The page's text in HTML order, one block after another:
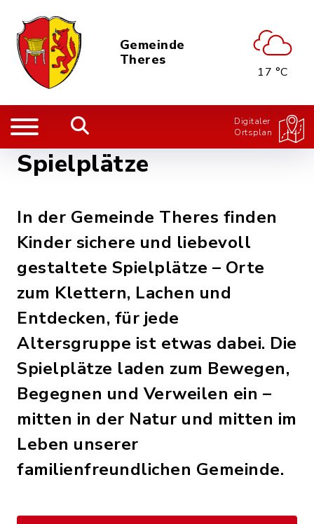
Gemeinde
Theres
17 °C
Digitaler
Ortsplan
Spielplätze
In der Gemeinde Theres finden
Kinder sichere und liebevoll
gestaltete Spielplätze – Orte
zum Klettern, Lachen und
Entdecken, für jede
Altersgruppe ist etwas dabei. Die
Spielplätze laden zum Bewegen,
Begegnen und Verweilen ein –
mitten in der Natur und mitten im
Leben unserer
familienfreundlichen Gemeinde.